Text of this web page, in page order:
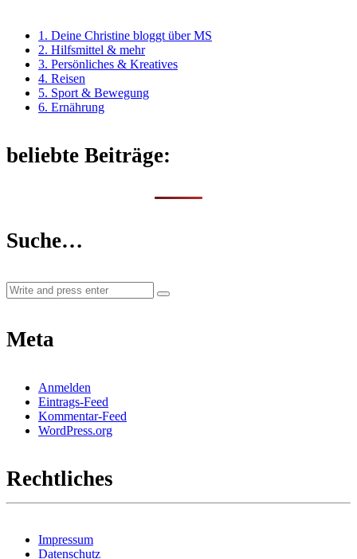
1. Deine Christine bloggt über MS
2. Hilfsmittel & mehr
3. Persönliches & Kreatives
4. Reisen
5. Sport & Bewegung
6. Ernährung
beliebte Beiträge:
Suche…
Meta
Anmelden
Eintrags-Feed
Kommentar-Feed
WordPress.org
Rechtliches
Impressum
Datenschutz